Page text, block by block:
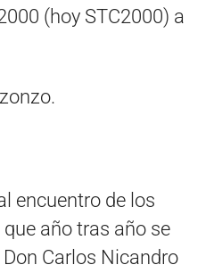
(hoy STC2000) a
encuentro de los
año tras año se
Carlos Nicandro